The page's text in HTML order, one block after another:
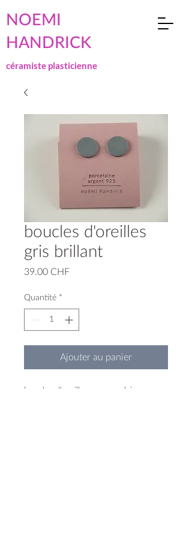
NOEMI
HANDRICK
céramiste plasticienne
boucles d'oreilles
gris brillant
39.00 CHFPrix
Quantité *
Ajouter au panier
boucles d'oreilles en porcelaine